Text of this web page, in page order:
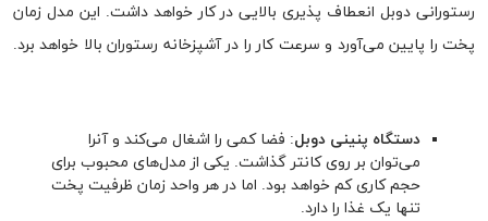
رستورانی دوبل انعطاف پذیری بالایی در کار خواهد داشت. این مدل زمان
پخت را پایین می‌آورد و سرعت کار را در آشپزخانه رستوران بالا خواهد برد.
دستگاه پنینی دوبل: فضا کمی را اشغال می‌کند و آنرا
می‌توان بر روی کانتر گذاشت. یکی از مدل‌های محبوب برای
حجم کاری کم خواهد بود. اما در هر واحد زمان ظرفیت پخت
تنها یک غذا را دارد.